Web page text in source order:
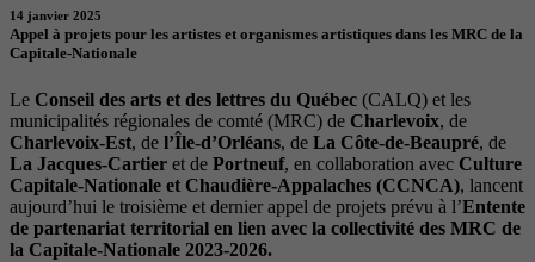
14 janvier 2025
Appel à projets pour les artistes et organismes artistiques dans les MRC de la
Capitale-Nationale
Le Conseil des arts et des lettres du Québec (CALQ) et les
municipalités régionales de comté (MRC) de Charlevoix, de
Charlevoix-Est, de l’Île-d’Orléans, de La Côte-de-Beaupré, de
La Jacques-Cartier et de Portneuf, en collaboration avec Culture
Capitale-Nationale et Chaudière-Appalaches (CCNCA), lancent
aujourd’hui le troisième et dernier appel de projets prévu à l’Entente
de partenariat territorial en lien avec la collectivité des MRC de
la Capitale-Nationale 2023-2026.